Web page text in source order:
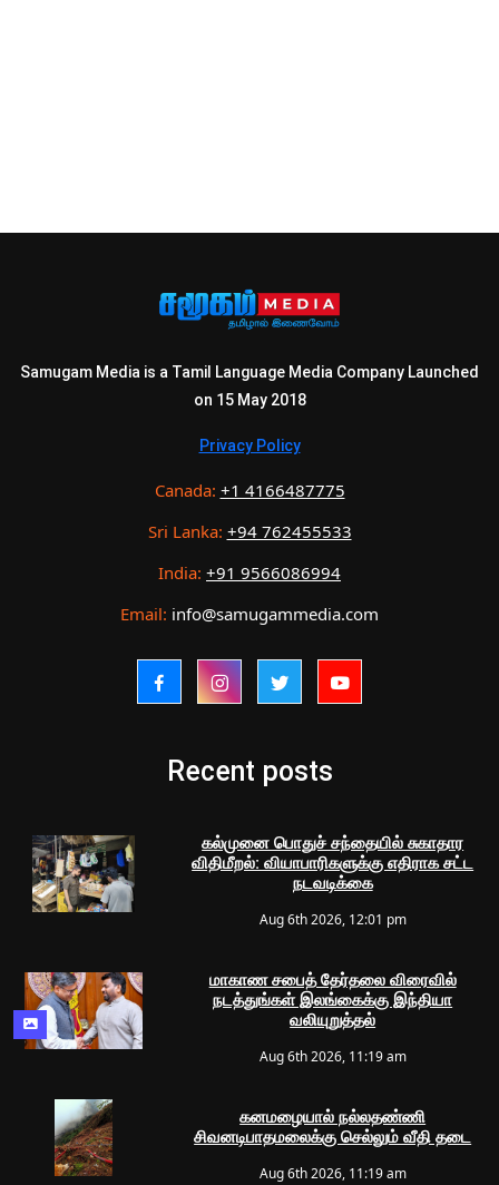
Samugam Media is a Tamil Language Media Company Launched
on 15 May 2018
Privacy Policy
Canada: +1 4166487775
Sri Lanka: +94 762455533
India: +91 9566086994
Email: info@samugammedia.com
Recent posts
கல்முனை பொதுச் சந்தையில் சுகாதார
விதிமீறல்: வியாபாரிகளுக்கு எதிராக சட்ட
நடவடிக்கை
Aug 6th 2026, 12:01 pm
மாகாண சபைத் தேர்தலை விரைவில்
நடத்துங்கள் இலங்கைக்கு இந்தியா
வலியுறுத்தல்
Aug 6th 2026, 11:19 am
கனமழையால் நல்லதண்ணி
சிவனடிபாதமலைக்கு செல்லும் வீதி தடை
Aug 6th 2026, 11:19 am